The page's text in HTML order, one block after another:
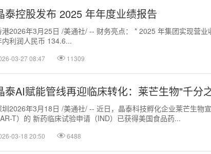
泰控股发布 2025 年年度业绩报告
港2026年3月25日 /美通社/ -- 财务亮点： * 2025 年集团实现营
内利润人民币 134.6...
03-27 08:47 11309
泰AI赋能管线再迎临床转化：莱芒生物"千分
圳2026年3月18日 /美通社/ -- 近日，晶泰科技孵化企业莱芒生物
T）的 新药临床试验申请（IND）已获得美国食品药...
03-18 20:50 6488